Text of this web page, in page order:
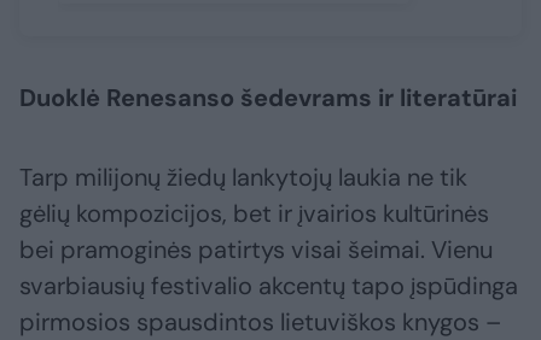
Duoklė Renesanso šedevrams ir literatūrai
Tarp milijonų žiedų lankytojų laukia ne tik
gėlių kompozicijos, bet ir įvairios kultūrinės
bei pramoginės patirtys visai šeimai. Vienu
svarbiausių festivalio akcentų tapo įspūdinga
pirmosios spausdintos lietuviškos knygos –